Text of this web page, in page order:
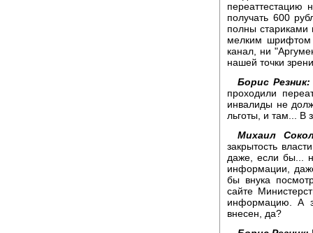
получать 600
полны стариками
мелким шрифтом
канал, ни
нашей точки
Борис Резник:
проходили
инвалиды не
льготы, и там... В
Михаил
закрытость
даже, если бы...
информации,
бы внука
сайте
информацию. А
внесен, да?